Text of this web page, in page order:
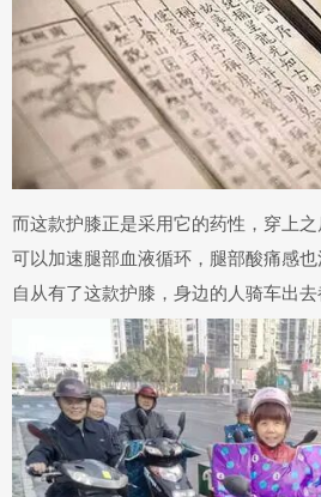
而这款护膝正是采用它的药性，穿上之
可以加速腿部血液循环 ，腿部酸痛感也
自从有了这款护膝，身边的人骑车出